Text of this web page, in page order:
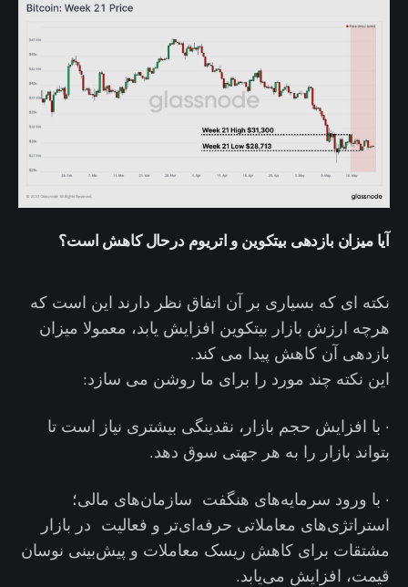
آیا میزان بازدهی بیتکوین و اتریوم درحال کاهش است؟
نکته ای که بسیاری بر آن اتفاق نظر دارند این است که
هرچه ارزش بازار بیتکوین افزایش یابد، معمولا میزان
بازدهی آن کاهش پیدا می کند.
این نکته چند مورد را برای ما روشن می سازد:
· با افزایش حجم بازار، نقدینگی بیشتری نیاز است تا
بتواند بازار را به هر جهتی سوق دهد.
· با ورود سرمایه‌های هنگفت سازمان‌های مالی؛
استراتژی‌های معاملاتی حرفه‌ای‌تر و فعالیت در بازار
مشتقات برای کاهش ریسک معاملات و پیش‌بینی نوسان
قیمت، افزایش می‌یابد.